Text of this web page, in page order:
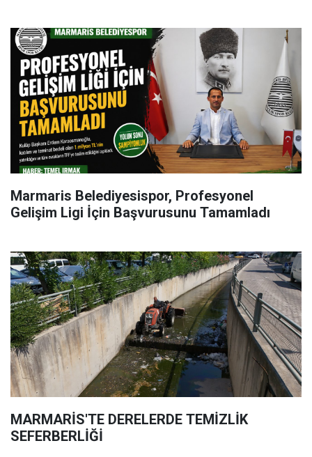
Marmaris Belediyesispor, Profesyonel
Gelişim Ligi İçin Başvurusunu Tamamladı
MARMARİS'TE DERELERDE TEMİZLİK
SEFERBERLİĞİ